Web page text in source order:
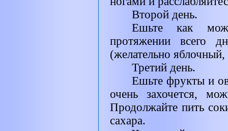
Второй день.
Ешьте как
протяжении всего
(желательно
Третий день.
Ешьте фрукты и
очень захочется,
Продолжайте пить
сахара.